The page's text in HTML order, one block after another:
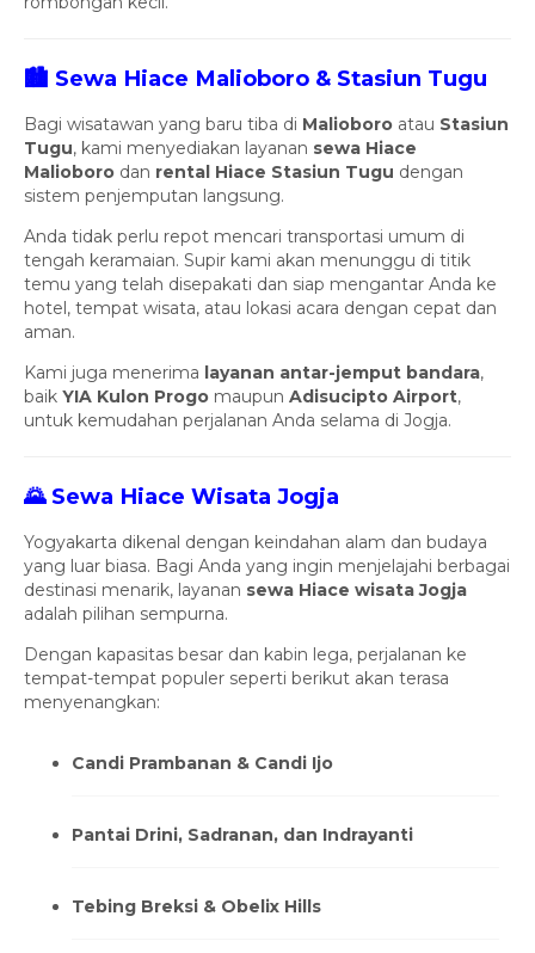
🏙️ Sewa Hiace Malioboro & Stasiun Tugu
Bagi wisatawan yang baru tiba di Malioboro atau Stasiun
Tugu, kami menyediakan layanan sewa Hiace
Malioboro dan rental Hiace Stasiun Tugu dengan
sistem penjemputan langsung.
Anda tidak perlu repot mencari transportasi umum di
tengah keramaian. Supir kami akan menunggu di titik
temu yang telah disepakati dan siap mengantar Anda ke
hotel, tempat wisata, atau lokasi acara dengan cepat dan
aman.
Kami juga menerima layanan antar-jemput bandara,
baik YIA Kulon Progo maupun Adisucipto Airport,
untuk kemudahan perjalanan Anda selama di Jogja.
🌄 Sewa Hiace Wisata Jogja
Yogyakarta dikenal dengan keindahan alam dan budaya
yang luar biasa. Bagi Anda yang ingin menjelajahi berbagai
destinasi menarik, layanan sewa Hiace wisata Jogja
adalah pilihan sempurna.
Dengan kapasitas besar dan kabin lega, perjalanan ke
tempat-tempat populer seperti berikut akan terasa
menyenangkan:
Candi Prambanan & Candi Ijo
Pantai Drini, Sadranan, dan Indrayanti
Tebing Breksi & Obelix Hills